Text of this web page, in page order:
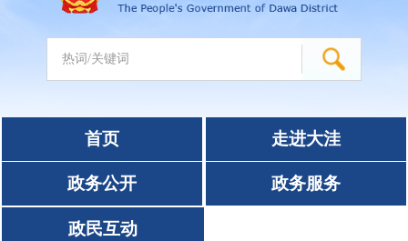
首页 走进大洼
政务公开 政务服务
政民互动